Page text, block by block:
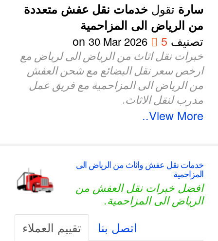
سارةتقولخدمات نقل عفش متعددة
من الرياض الى المزاحمية
تصنيف5
30 Mar 2026
خبرات نقل اثاث من الرياض الى لرياض مع
ارخص سعر نقل البضائع مع شحن العفش
من الرياض الى المزاحمية مع فريق عمل
مدرب لنقل الاثاث.
View More..
خدمات نقل عفش واثاث من الرياض الى
المزاحمية
افضل خبرات نقل العفش من
الرياض الى المزاحمية.
تقييم العملاء اتصل بنا